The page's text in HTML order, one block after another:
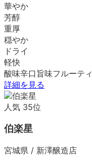
華やか
芳醇
重厚
穏やか
ドライ
軽快
酸味辛口 旨味フルーティ
詳細を見る
人気 35位
伯楽星
宮城県 / 新澤醸造店